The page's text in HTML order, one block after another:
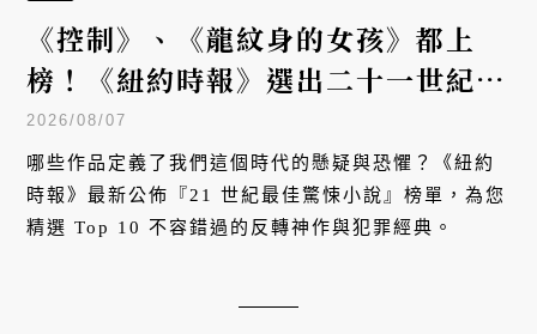
《控制》、《龍紋身的女孩》都上
榜！《紐約時報》選出二十一世紀十
大驚悚小說！
2026/08/07
哪些作品定義了我們這個時代的懸疑與恐懼？《紐約
時報》最新公佈『21 世紀最佳驚悚小說』榜單，為您
精選 Top 10 不容錯過的反轉神作與犯罪經典。